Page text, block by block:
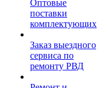
Оптовые
поставки
комплектующих
Заказ выездного
сервиса по
ремонту РВД